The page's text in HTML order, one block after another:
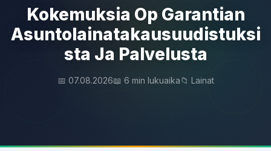
Kokemuksia Op Garantian
Asuntolainatakausuudistuksi
sta Ja Palvelusta
📅 07.08.2026📖 6 min lukuaika📁 Lainat